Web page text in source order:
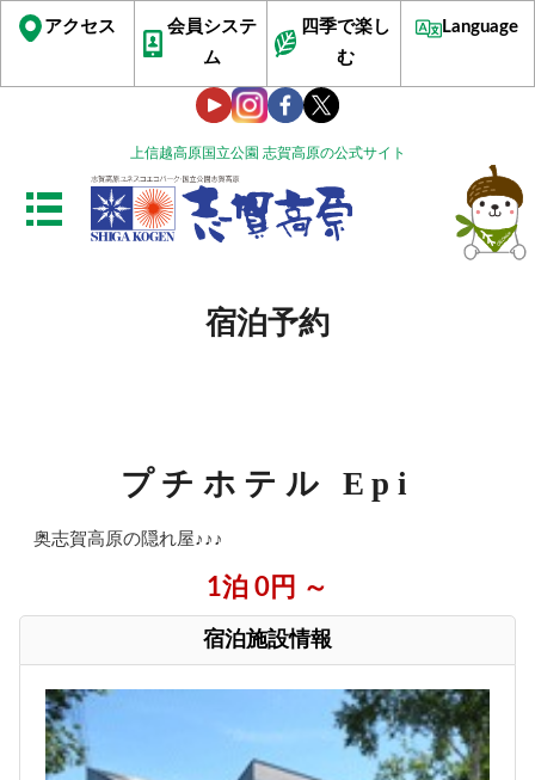
上信越高原国立公園 志賀高原の公式サイト
アクセス
会員システ
ム
四季で楽し
む
Language
宿泊予約
プチホテル Epi
奥志賀高原の隠れ屋♪♪♪
1泊 0円 ～
宿泊施設情報